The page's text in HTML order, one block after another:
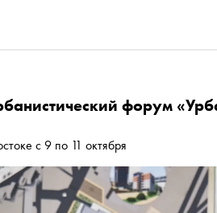
форум
с 9 по 11 октября